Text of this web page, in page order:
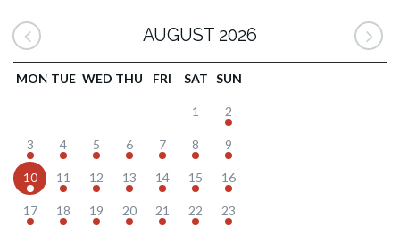
AUGUST 2026
MON TUE WED THU FRI SAT SUN
1 2
3 4 5 6 7 8 9
10 11 12 13 14 15 16
17 18 19 20 21 22 23